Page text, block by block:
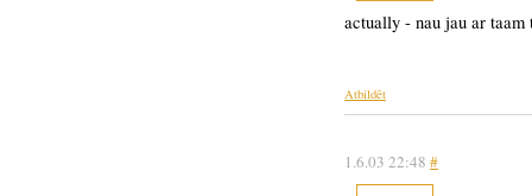
actually - nau jau ar
Atbildēt
1.6.03 22:48 #